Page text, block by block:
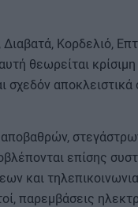
Κορδελιό,
θεωρείται
αποκλειστικά
αποβαθρών,
επίσης
και
παρεμβάσεις